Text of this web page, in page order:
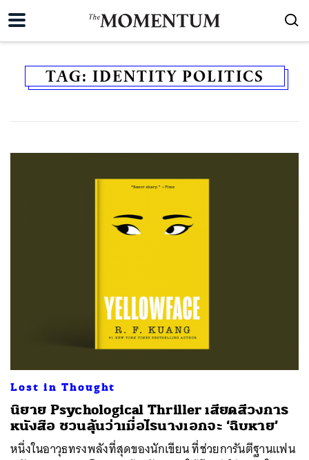
TAG: IDENTITY POLITICS
Lost in Thought
นิยาย Psychological Thriller เสียดสีวงการ
หนังสือ ชวนลุ้นว่าเมื่อไรนางเอกจะ ‘ฉิบหาย’
หนึ่งในอาวุธทรงพลังที่สุดของนักเขียน ที่ช่วยการันตีฐานแฟน